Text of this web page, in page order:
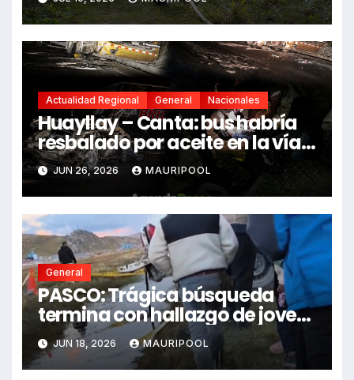
Actualidad Regional General Nacionales
Huayllay – Canta: bus habría
resbalado por aceite en la vía e
impactó auto siniestrado
dejando dos fallecidos
JUN 26, 2026 MAURIPOOL
General
PASCO: Trágica búsqueda
termina con hallazgo de joven
sin vida en Rancas
JUN 18, 2026 MAURIPOOL